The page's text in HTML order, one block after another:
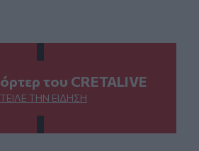
του CRETALIVE
ΤΗΝ ΕΊΔΗΣΗ